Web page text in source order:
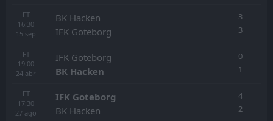
FT
16:30
15 sep
BK Hacken
IFK Goteborg
3
3
FT
19:00
24 abr
IFK Goteborg
BK Hacken
0
1
FT
17:30
27 ago
IFK Goteborg
BK Hacken
4
2